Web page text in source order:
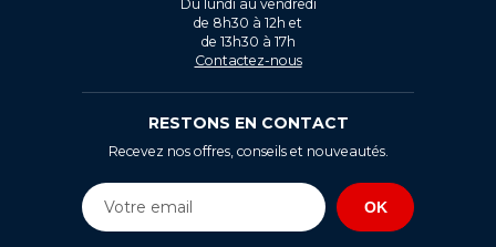
Du lundi au vendredi
de 8h30 à 12h et
de 13h30 à 17h
Contactez-nous
RESTONS EN CONTACT
Recevez nos offres, conseils et nouveautés.